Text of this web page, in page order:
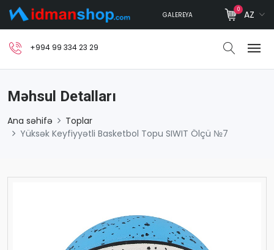
GALEREYA
0 AZ
+994 99 334 23 29
Məhsul Detalları
Ana səhifə
Toplar
Yüksək Keyfiyyətli Basketbol Topu SIWIT Ölçü №7